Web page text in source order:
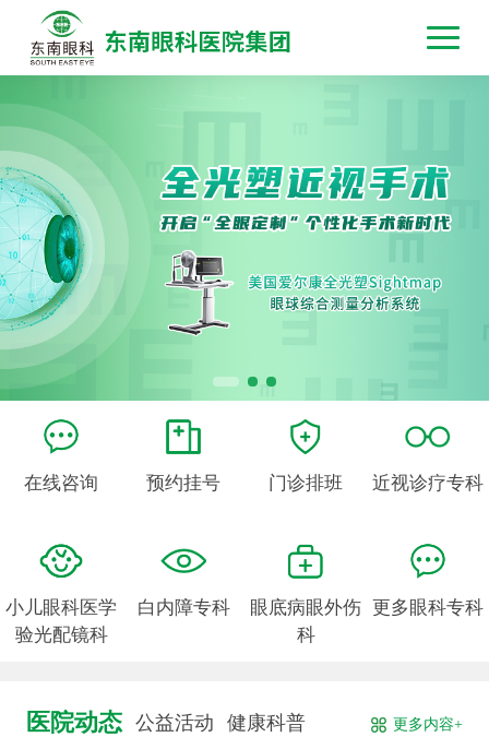
在线咨询 预约挂号 门诊排班 近视诊疗专科
小儿眼科医学
验光配镜科
白内障专科
眼底病眼外伤
科
更多眼科专科
医院动态 公益活动 健康科普 更多内容+